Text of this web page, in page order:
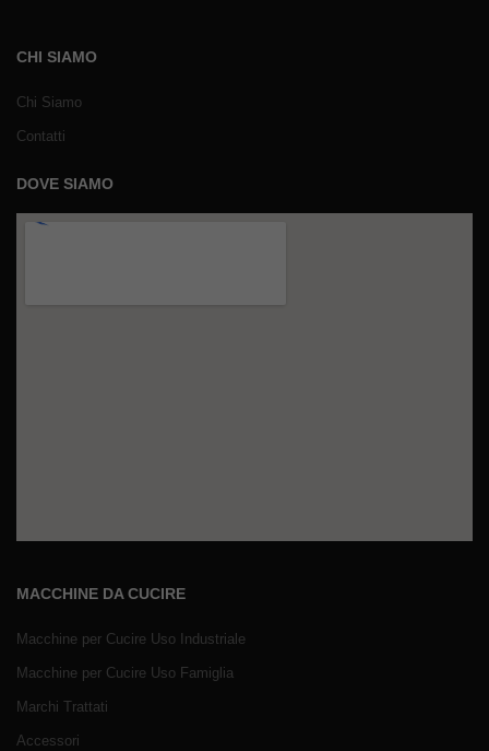
CHI SIAMO
Chi Siamo
Contatti
DOVE SIAMO
MACCHINE DA CUCIRE
Macchine per Cucire Uso Industriale
Macchine per Cucire Uso Famiglia
Marchi Trattati
Accessori